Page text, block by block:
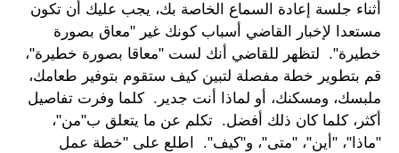
أثناء جلسة إعادة السماع الخاصة بك، يجب عليك أن تكون
مستعدا لإخبار القاضي أسباب كونك غير "معاق بصورة
خطيرة". لتظهر للقاضي أنك لست "معاقا بصورة خطيرة"،
قم بتطوير خطة مفصلة لتبين كيف ستقوم بتوفير طعامك،
ملبسك، ومسكنك، أو لماذا أنت جدير. كلما وفرت تفاصيل
أكثر، كلما كان ذلك أفضل. تكلم عن ما يتعلق ب"من"،
"ماذا"، "أين"، "متى"، و"كيف". اطلع على "خطة عمل